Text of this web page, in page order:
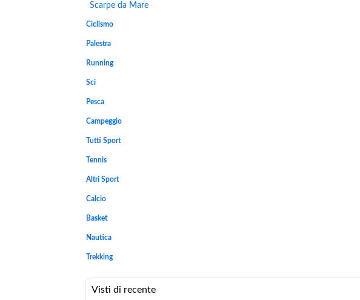
Scarpe da Mare
Ciclismo
Palestra
Running
Sci
Pesca
Campeggio
Tutti Sport
Tennis
Altri Sport
Calcio
Basket
Nautica
Trekking
Visti di recente